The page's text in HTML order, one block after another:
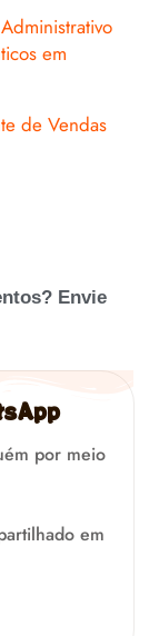
em
de Vendas
Envie
por meio
em